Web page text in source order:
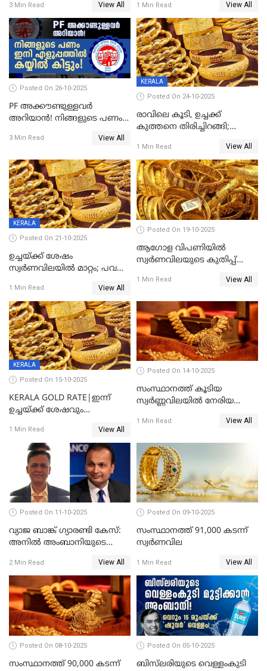
STATE FREE FROM EXTREME
POVERTY
3 Min Read View All 1 Min Read View All
Posted On 26-10-2025
PF അക്കൗണ്ടുള്ളവർ
അറിയാൻ! നിങ്ങളുടെ പണം
കിട്ടും!
3 Min Read View All
KERALA
Posted On 24-10-2025
രാവിലെ കൂടി, ഉച്ചക്ക്
കുത്തനെ തിരിച്ചിറങ്ങി;
കുറഞ്ഞു
1 Min Read View All
KERALA
Posted On 21-10-2025
ഉച്ചയ്ക്ക് ശേഷം
സ്വർണവിലയിൽ മാറ്റം; പവന്
1 Min Read View All
Posted On 19-10-2025
ആഗോള വിപണിയിൽ
സ്വർണവിലയുടെ കുതിപ്പ്
1 Min Read View All
KERALA
Posted On 15-10-2025
KERALA GOLD RATE|ഇന്ന്
ഉച്ചയ്ക്ക് ശേഷവും
പവന് കൂടിയത് 400 രൂപ
1 Min Read View All
Posted On 14-10-2025
സംസ്ഥാനത്ത് കൂടിയ
സ്വർണ്ണവിലയിൽ നേരിയ
1 Min Read View All
Posted On 11-10-2025
വ്യാജ ബാങ്ക് ഗ്യാരണ്ടി കേസ്:
അനിൽ അംബാനിയുടെ
അറസ്റ്റിൽ; ഇഡി അന്വേഷണം
വ്യാപിപ്പിക്കുന്നു
2 Min Read View All
Posted On 09-10-2025
സംസ്ഥാനത്ത് 91,000 കടന്ന്
സ്വര്‍ണവില
1 Min Read View All
Posted On 08-10-2025
സംസ്ഥാനത്ത് 90,000 കടന്ന്
Posted On 05-10-2025
ബിസ്‌ലരിയുടെ വെള്ളംകുടി